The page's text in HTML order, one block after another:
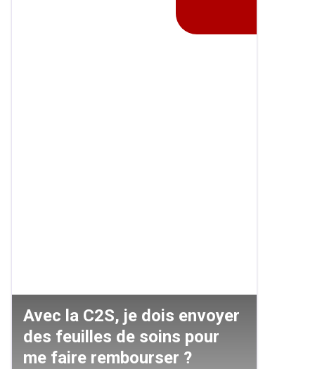
Avec la C2S, je dois envoyer
des feuilles de soins pour
me faire rembourser ?